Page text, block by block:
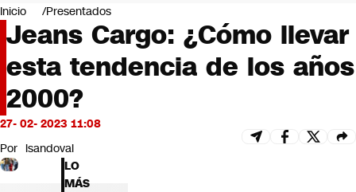
Negocios
Deportes
Programas completos
Cultura
Servicios
Bits
CNN tiempo
Futuro 360
Opinión
Inicio Presentados
Jeans Cargo: ¿Cómo llevar
esta tendencia de los años
2000?
27- 02- 2023 11:08
Por lsandoval
LO
MÁS